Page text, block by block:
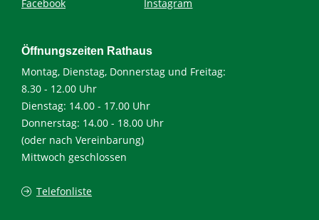
Facebook
Instagram
Öffnungszeiten Rathaus
Montag, Dienstag, Donnerstag und Freitag:
8.30 - 12.00 Uhr
Dienstag: 14.00 - 17.00 Uhr
Donnerstag: 14.00 - 18.00 Uhr
(oder nach Vereinbarung)
Mittwoch geschlossen
Telefonliste